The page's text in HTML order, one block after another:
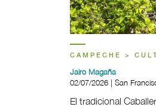
CAMPECHE >
Jairo Magaña
02/07/2026 | San
El tradicional